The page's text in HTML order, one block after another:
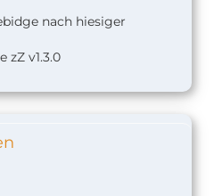
nach hiesiger
v1.3.0